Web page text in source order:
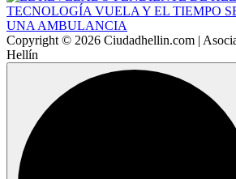
Copyright © 2026 Ciudadhellin.com |
Hellín